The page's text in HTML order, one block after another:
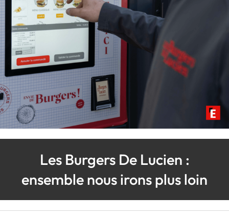
Les Burgers De Lucien :
ensemble nous irons plus loin